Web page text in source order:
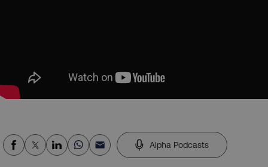
Alpha Podcasts